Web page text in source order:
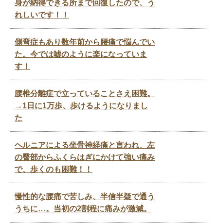
身が納得できる所まで回復したので、う
れしいです！！
側弯症もあり数年前から腰痛で悩んでい
た。今では嘘のように楽になっていま
す！
腰椎分離症で立っていることさえ困難。
→1日に1万歩、歩けるようになりまし
た
ヘルニアによる坐骨神経痛と言われ、左
の臀部からふくらはぎにかけて強い痛み
で、歩くのも困難！！
慢性的な腰痛で苦しみ、半信半疑で通う
うちに…。当初の2割程に痛みが激減。